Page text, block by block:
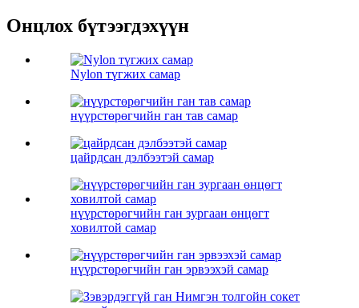
Онцлох бүтээгдэхүүн
Nylon түгжих самар
нүүрстөрөгчийн ган тав самар
цайрдсан дэлбээтэй самар
нүүрстөрөгчийн ган зургаан өнцөгт
ховилтой самар
нүүрстөрөгчийн ган эрвээхэй самар